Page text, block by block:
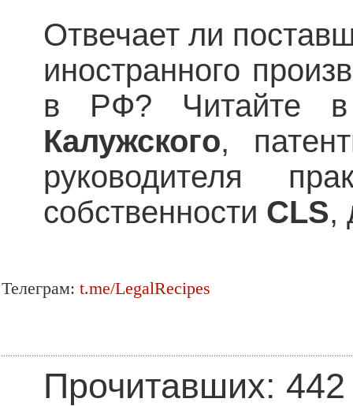
Отвечает ли
иностранного
в РФ? Читайте
Калужскогo,
руководителя
собственности CLS,
Телеграм: t.me/LegalRecipes
Прочитавших: 442